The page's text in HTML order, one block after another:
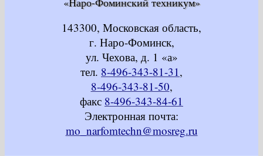
143300, Московская область,
г. Наро-Фоминск,
ул. Чехова, д. 1 «а»
тел. 8-496-343-81-31,
8-496-343-81-50,
факс 8-496-343-84-61
Электронная почта:
mo_narfomtechn@mosreg.ru